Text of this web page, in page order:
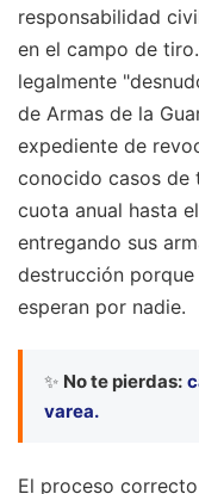
responsabilidad
en el campo de
legalmente
de Armas de la
expediente de
conocido casos de
cuota anual hasta
entregando sus
destrucción
esperan por nadie.
✨ No te pierdas:
varea.
El proceso